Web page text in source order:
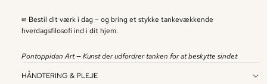
∞ Bestil dit værk i dag – og bring et stykke tankevækkende
hverdagsfilosofi ind i dit hjem.
Pontoppidan Art — Kunst der udfordrer tanken for at beskytte sindet
HÅNDTERING & PLEJE